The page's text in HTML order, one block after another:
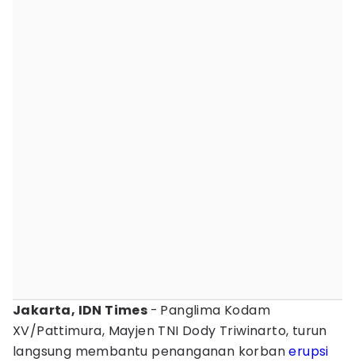
Jakarta, IDN Times - Panglima Kodam
XV/Pattimura, Mayjen TNI Dody Triwinarto, turun
langsung membantu penanganan korbanerupsi